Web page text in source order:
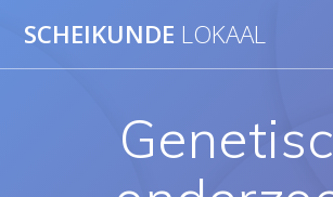
naar
SCHEIKUNDE LOKAAL